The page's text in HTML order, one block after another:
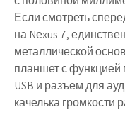
Если смотреть
на Nеxus 7,
металлической
планшет с функцией
USB и разъем для
качелька